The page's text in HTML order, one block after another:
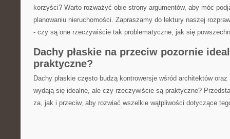
korzyści? Warto rozważyć ​obie strony argumentów, aby móc⁢
planowaniu nieruchomości.⁢ Zapraszamy do lektury naszej
⁢- czy są one rzeczywiście tak problematyczne, ⁤jak się
Dachy płaskie na przeciw pozornie‌
praktyczne?
Dachy płaskie często budzą kontrowersje wśród architektów
wydają się‌ idealne, ⁢ale⁢ czy ⁤rzeczywiście są praktyczne?
za, jak i przeciw, aby rozwiać wszelkie wątpliwości dotyczące